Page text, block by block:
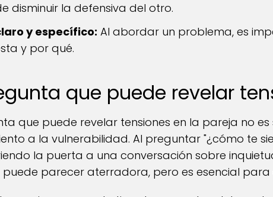
disminuir la defensiva del otro.
y específico: Al abordar un problema, es
y por qué.
que puede revelar
que puede revelar tensiones en la pareja no
a la vulnerabilidad. Al preguntar "¿cómo te
la puerta a una conversación sobre
parecer aterradora, pero es esencial